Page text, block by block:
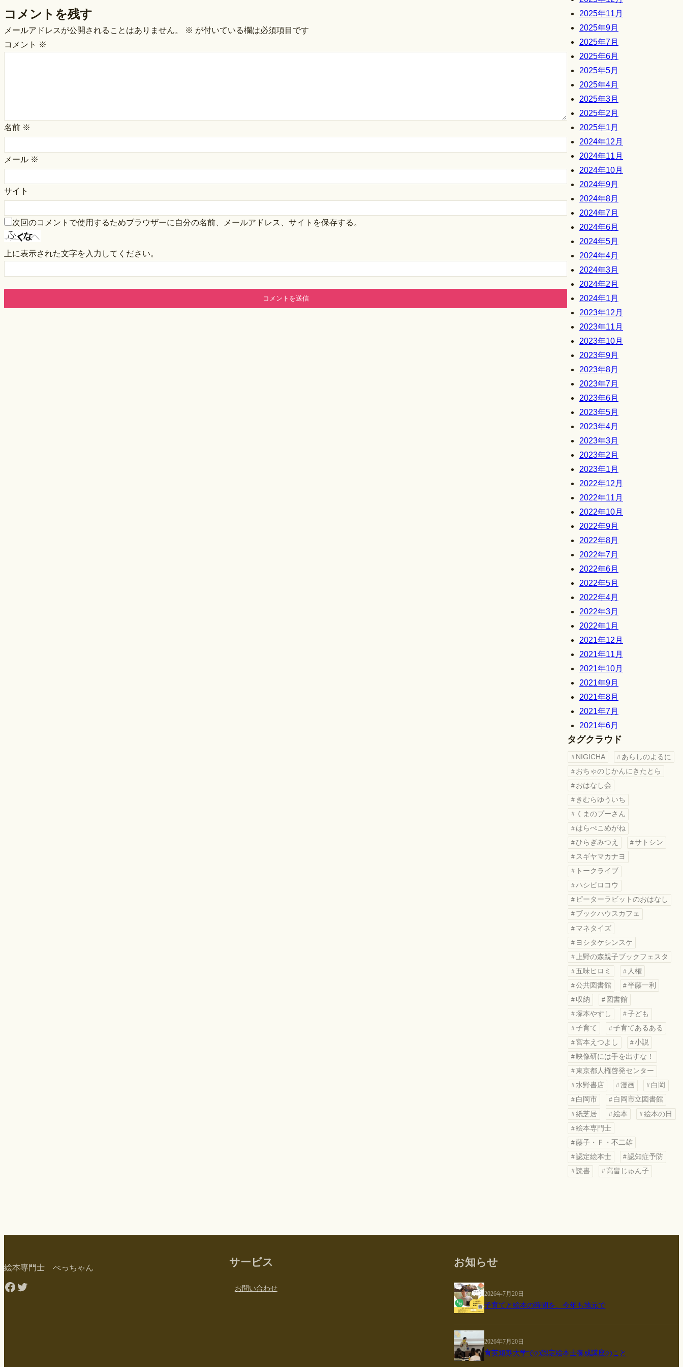
コメントを残す
メールアドレスが公開されることはありません。 ※ が付いている欄は必須項目です
コメント ※
名前 ※
メール ※
サイト
次回のコメントで使用するためブラウザーに自分の名前、メールアドレス、サイトを保存する。
上に表示された文字を入力してください。
2025年11月
2025年9月
2025年7月
2025年6月
2025年5月
2025年4月
2025年3月
2025年2月
2025年1月
2024年12月
2024年11月
2024年10月
2024年9月
2024年8月
2024年7月
2024年6月
2024年5月
2024年4月
2024年3月
2024年2月
2024年1月
2023年12月
2023年11月
2023年10月
2023年9月
2023年8月
2023年7月
2023年6月
2023年5月
2023年4月
2023年3月
2023年2月
2023年1月
2022年12月
2022年11月
2022年10月
2022年9月
2022年8月
2022年7月
2022年6月
2022年5月
2022年4月
2022年3月
2022年1月
2021年12月
2021年11月
2021年10月
2021年9月
2021年8月
2021年7月
2021年6月
タグクラウド
NIGICHA
あらしのよるに
おちゃのじかんにきたとら
おはなし会
きむらゆういち
くまのプーさん
はらぺこめがね
ひらぎみつえ
サトシン
スギヤマカナヨ
トークライブ
ハシビロコウ
ピーターラビットのおはなし
ブックハウスカフェ
マネタイズ
ヨシタケシンスケ
上野の森親子ブックフェスタ
五味ヒロミ
人権
公共図書館
半藤一利
収納
図書館
塚本やすし
子ども
子育て
子育てあるある
宮本えつよし
小説
映像研には手を出すな！
東京都人権啓発センター
水野書店
漫画
白岡
白岡市
白岡市立図書館
紙芝居
絵本
絵本の日
絵本専門士
藤子・Ｆ・不二雄
認定絵本士
認知症予防
読書
高畠じゅん子
絵本専門士 べっちゃん
Facebook
Twitter
サービス
お問い合わせ
お知らせ
2026年7月20日
子育てと絵本の時間を、今年も地元で
2026年7月20日
育英短期大学での認定絵本士養成講座のこと